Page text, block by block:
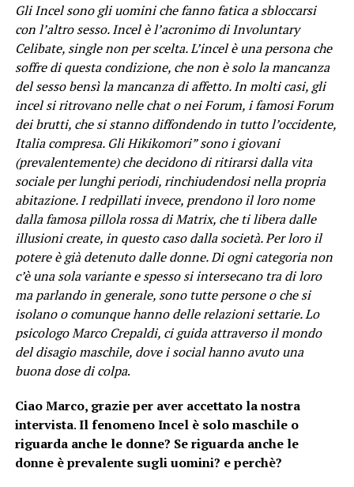
Gli Incel sono gli uomini che fanno fatica a sbloccarsi
con l’altro sesso. Incel è l’acronimo di Involuntary
Celibate, single non per scelta. L’incel è una persona che
soffre di questa condizione, che non è solo la mancanza
del sesso bensì la mancanza di affetto. In molti casi, gli
incel si ritrovano nelle chat o nei Forum, i famosi Forum
dei brutti, che si stanno diffondendo in tutto l’occidente,
Italia compresa. Gli Hikikomori” sono i giovani
(prevalentemente) che decidono di ritirarsi dalla vita
sociale per lunghi periodi, rinchiudendosi nella propria
abitazione. I redpillati invece, prendono il loro nome
dalla famosa pillola rossa di Matrix, che ti libera dalle
illusioni create, in questo caso dalla società. Per loro il
potere è già detenuto dalle donne. Di ogni categoria non
c’è una sola variante e spesso si intersecano tra di loro
ma parlando in generale, sono tutte persone o che si
isolano o comunque hanno delle relazioni settarie. Lo
psicologo Marco Crepaldi, ci guida attraverso il mondo
del disagio maschile, dove i social hanno avuto una
buona dose di colpa.
Ciao Marco, grazie per aver accettato la nostra
intervista.Il fenomeno Incel è solo maschile o
riguarda anche le donne? Se riguarda anche le
donne è prevalente sugli uomini? e perchè?